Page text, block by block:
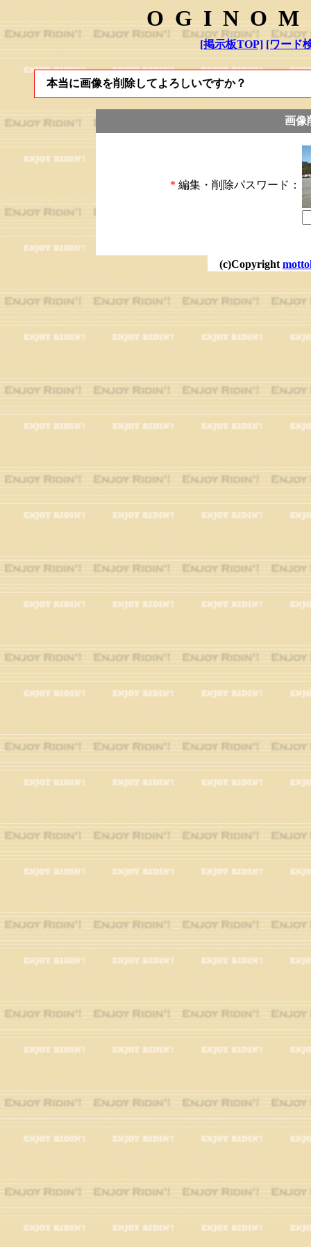
[掲示板TOP] [ワード
本当に画像を削除してよろしいですか？
画像
* 編集・削除パスワード：
(c)Copyright